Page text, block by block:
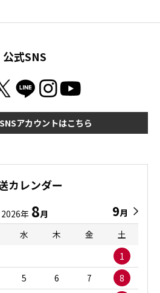
公式SNS
アカウントはこちら
カレンダー
2026年 8月 9月
水 木 金
土
1
5 6 7 8